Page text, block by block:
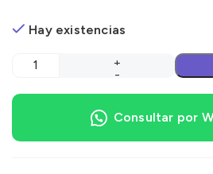
Hay existencias
Consultar por